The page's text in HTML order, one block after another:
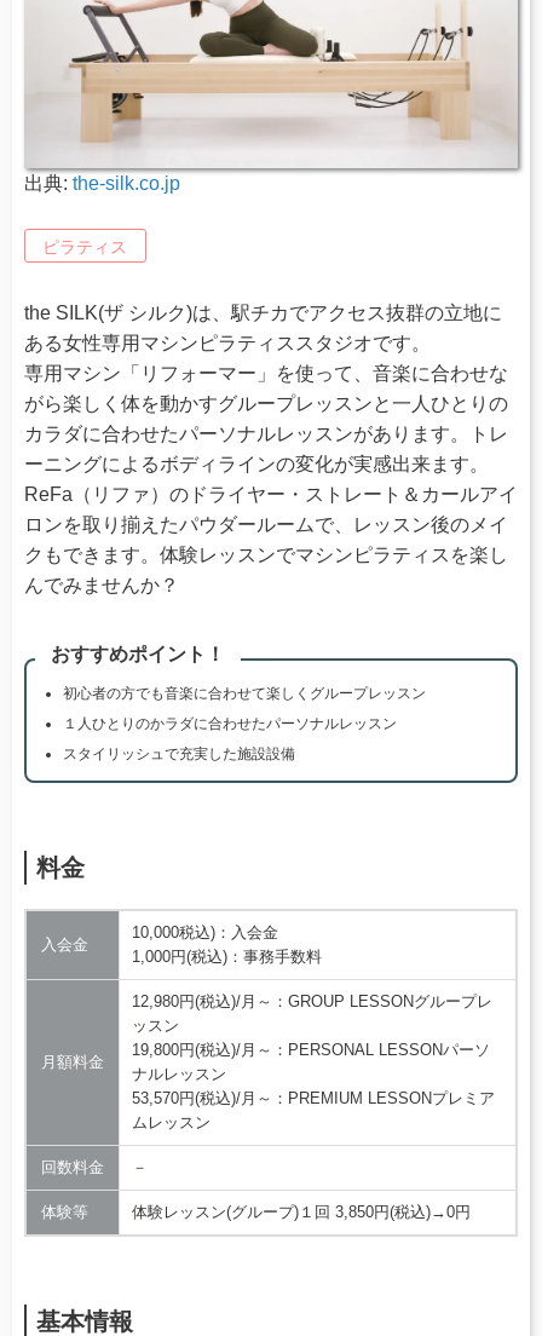
出典: the-silk.co.jp
ピラティス
the SILK(ザ シルク)は、駅チカでアクセス抜群の立地に
ある女性専用マシンピラティススタジオです。
専用マシン「リフォーマー」を使って、音楽に合わせな
がら楽しく体を動かすグループレッスンと一人ひとりの
カラダに合わせたパーソナルレッスンがあります。トレ
ーニングによるボディラインの変化が実感出来ます。
ReFa（リファ）のドライヤー・ストレート＆カールアイ
ロンを取り揃えたパウダールームで、レッスン後のメイ
クもできます。体験レッスンでマシンピラティスを楽し
んでみませんか？
おすすめポイント！
初心者の方でも音楽に合わせて楽しくグループレッスン
１人ひとりのかラダに合わせたパーソナルレッスン
スタイリッシュで充実した施設設備
料金
入会金
10,000税込)：入会金
1,000円(税込)：事務手数料
月額料金
12,980円(税込)/月～：GROUP LESSONグループレ
ッスン
19,800円(税込)/月～：PERSONAL LESSONパーソ
ナルレッスン
53,570円(税込)/月～：PREMIUM LESSONプレミア
ムレッスン
回数料金 －
体験等 体験レッスン(グループ)１回 3,850円(税込)→0円
基本情報